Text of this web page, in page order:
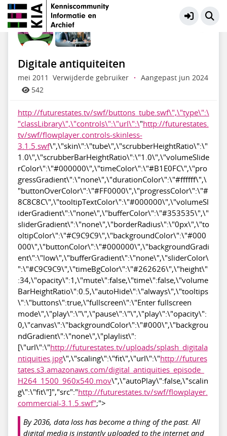
KIA Community Meer
Digitale antiquiteiten
mei 2011 Verwijderde gebruiker ·
Aangepast jun 2024
542
http://futurestates.tv/swf/buttons_tube.swf\",\"type\":\
"classLibrary\",\"controls\":\"url\":\"http://futurestates.
tv/swf/flowplayer.controls-skinless-
3.1.5.swf\",\"skin\":\"tube\",\"scrubberHeightRatio\":\"
1.0\",\"scrubberBarHeightRatio\":\"1.0\",\"volumeSlide
rColor\":\"#000000\",\"timeColor\":\"#B1E0FC\",\"pro
gressGradient\":\"none\",\"durationColor\":\"#ffffff\",\
"buttonOverColor\":\"#FF0000\",\"progressColor\":\"#
8C8C8C\",\"tooltipTextColor\":\"#000000\",\"volumeSl
iderGradient\":\"none\",\"bufferColor\":\"#353535\",\"
sliderGradient\":\"none\",\"borderRadius\":\"0px\",\"to
oltipColor\":\"#C9C9C9\",\"backgroundColor\":\"#000
000\",\"buttonColor\":\"#000000\",\"backgroundGradi
ent\":\"low\",\"bufferGradient\":\"none\",\"sliderColor\
":\"#C9C9C9\",\"timeBgColor\":\"#262626\",\"height\"
:34,\"opacity\":1,\"mute\":false,\"time\":false,\"volume
BarHeightRatio\":0.5,\"autoHide\":\"always\",\"tooltips
\":\"buttons\":true,\"fullscreen\":\"Enter fullscreen
mode\",\"play\":\"\",\"pause\":\"\",\"play\":\"opacity\":
0,\"canvas\":\"backgroundColor\":\"#000\",\"backgrou
ndGradient\":\"none\",\"playlist\":
[\"url\":\"http://futurestates.tv/uploads/splash_digitala
ntiquities.jpg\",\"scaling\":\"fit\",\"url\":\"http://futures
tates.s3.amazonaws.com/digital_antiquities_episode_
H264_1500_960x540.mov\",\"autoPlay\":false,\"scalin
g\":\"fit\"]","src":"http://futurestates.tv/swf/flowplayer.
commercial-3.1.5.swf";">
By 2036, data loss has become a thing of the past. All
digital media is instantly uploaded to the internet and